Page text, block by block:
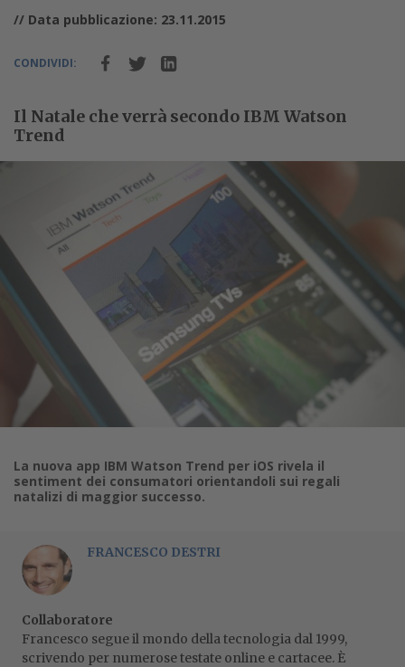
// Data pubblicazione: 23.11.2015
CONDIVIDI:
Il Natale che verrà secondo IBM Watson
Trend
La nuova app IBM Watson Trend per iOS rivela il
sentiment dei consumatori orientandoli sui regali
natalizi di maggior successo.
FRANCESCO DESTRI
Collaboratore
Francesco segue il mondo della tecnologia dal 1999,
scrivendo per numerose testate online e cartacee. È